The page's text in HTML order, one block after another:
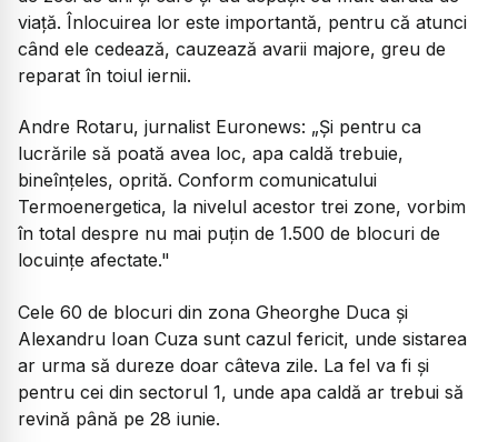
viață. Înlocuirea lor este importantă, pentru că atunci
când ele cedează, cauzează avarii majore, greu de
reparat în toiul iernii.
Andre Rotaru, jurnalist Euronews: „Și pentru ca
lucrările să poată avea loc, apa caldă trebuie,
bineînțeles, oprită. Conform comunicatului
Termoenergetica, la nivelul acestor trei zone, vorbim
în total despre nu mai puțin de 1.500 de blocuri de
locuințe afectate."
Cele 60 de blocuri din zona Gheorghe Duca și
Alexandru Ioan Cuza sunt cazul fericit, unde sistarea
ar urma să dureze doar câteva zile. La fel va fi și
pentru cei din sectorul 1, unde apa caldă ar trebui să
revină până pe 28 iunie.